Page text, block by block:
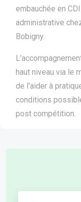
embauchée en
administrative
Bobigny.
haut niveau via le
de l'aider à
conditions
post compétition.